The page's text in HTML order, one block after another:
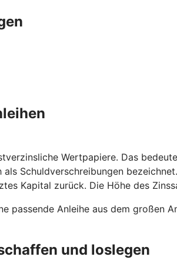
Wertpapiere. Das
als Schuldverschreibungen
Kapital zurück. Die Höhe des
passende Anleihe aus dem großen
und loslegen